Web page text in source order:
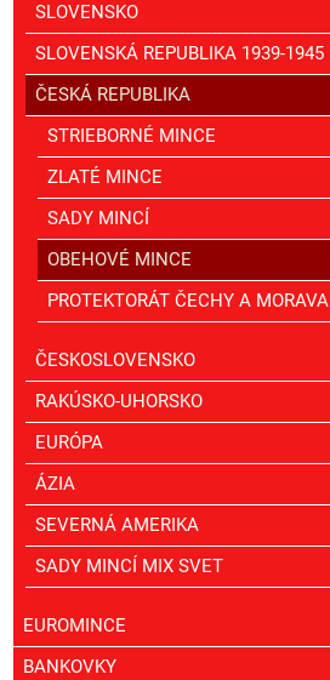
SLOVENSKO
SLOVENSKÁ REPUBLIKA 1939-1945
ČESKÁ REPUBLIKA
STRIEBORNÉ MINCE
ZLATÉ MINCE
SADY MINCÍ
OBEHOVÉ MINCE
PROTEKTORÁT ČECHY A MORAVA
ČESKOSLOVENSKO
RAKÚSKO-UHORSKO
EURÓPA
ÁZIA
SEVERNÁ AMERIKA
SADY MINCÍ MIX SVET
EUROMINCE
BANKOVKY